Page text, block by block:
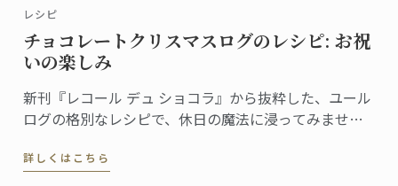
レシピ
チョコレートクリスマスログのレシピ: お祝
いの楽しみ
新刊『レコール デュ ショコラ』から抜粋した、ユール
ログの格別なレシピで、休日の魔法に浸ってみません
ゲストを喜ばせ、クリスマスのテーブルを盛り上げる
詳しくはこちら